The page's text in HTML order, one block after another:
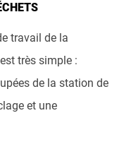
travail de la
très simple :
de la station de
et une